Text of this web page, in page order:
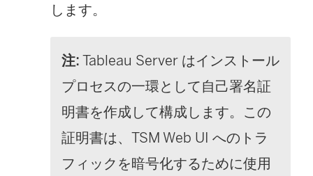
します。
注: Tableau Server はインストール
プロセスの一環として自己署名証
明書を作成して構成します。この
証明書は、TSM Web UI へのトラ
フィックを暗号化するために使用